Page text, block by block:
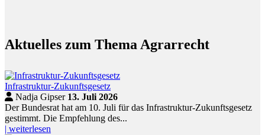
Aktuelles zum Thema Agrarrecht
Infrastruktur-Zukunftsgesetz
Nadja Gipser 13. Juli 2026
Der Bundesrat hat am 10. Juli für das Infrastruktur-Zukunftsgesetz
gestimmt. Die Empfehlung des...
| weiterlesen